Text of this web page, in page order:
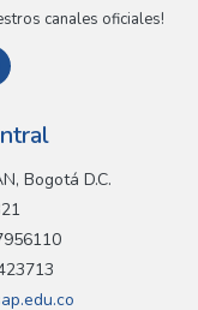
canales oficiales!
Bogotá D.C.